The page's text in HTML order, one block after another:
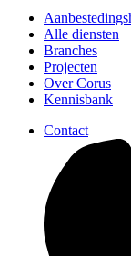
Alle diensten
Branches
Projecten
Over Corus
Kennisbank
Contact